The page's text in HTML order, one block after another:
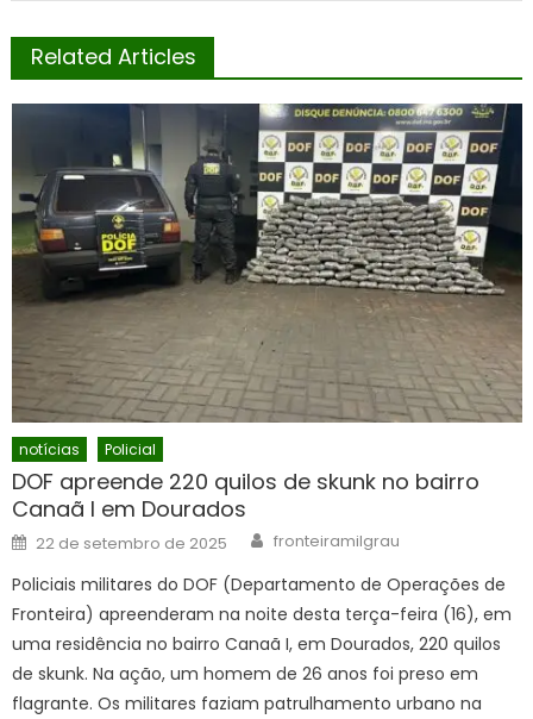
Related Articles
notícias Policial
DOF apreende 220 quilos de skunk no bairro
Canaã I em Dourados
Posted
on
22 de setembro de 2025 Author
fronteiramilgrau
Policiais militares do DOF (Departamento de Operações de
Fronteira) apreenderam na noite desta terça-feira (16), em
uma residência no bairro Canaã I, em Dourados, 220 quilos
de skunk. Na ação, um homem de 26 anos foi preso em
flagrante. Os militares faziam patrulhamento urbano na